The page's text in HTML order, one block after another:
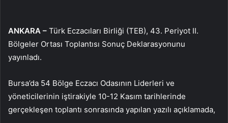
ANKARA – Türk Eczacıları Birliği (TEB), 43. Periyot II.
Bölgeler Ortası Toplantısı Sonuç Deklarasyonunu
yayınladı.
Bursa’da 54 Bölge Eczacı Odasının Liderleri ve
yöneticilerinin iştirakiyle 10-12 Kasım tarihlerinde
gerçekleşen toplantı sonrasında yapılan yazılı açıklamada,